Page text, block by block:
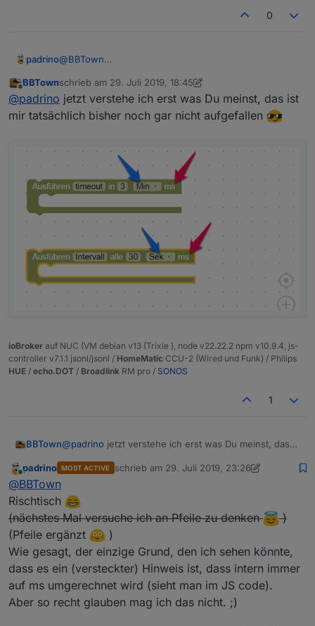
0
padrino@BBTown
Menü und dann nochmal fest "ms" dahinter.
Offline
BBTownschrieb am 29. Juli 2019, 18:45
zuletzt editiert von BBTown
@padrino jetzt verstehe ich erst was Du meinst, das ist
mir tatsächlich bisher noch gar nicht aufgefallen
ioBroker auf NUC (VM debian v13 (Trixie ), node v22.22.2 npm v10.9.4, js-
controller v7.1.1 jsonl/jsonl / HomeMatic CCU-2 (Wired und Funk) / Philips
HUE / echo.DOT / Broadlink RM pro / SONOS
1
BBTown@padrino jetzt verstehe ich erst was Du meinst, das
Online
padrino MOST ACTIVE schrieb am 29. Juli 2019, 23:26
zuletzt editiert von padrino9. Dez. 2019, 17:18
@BBTown
Rischtisch
(nächstes Mal versuche ich an Pfeile zu denken
)
(Pfeile ergänzt
)
Wie gesagt, der einzige Grund, den ich sehen könnte,
dass es ein (versteckter) Hinweis ist, dass intern immer
auf ms umgerechnet wird (sieht man im JS code).
Aber so recht glauben mag ich das nicht. ;)